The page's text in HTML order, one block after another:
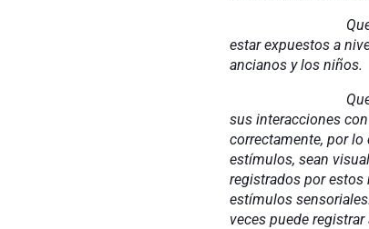
Que, asimismo
estar expuestos a
ancianos y los niños.
Que, los niños
sus interacciones
correctamente, por
estímulos, sean
registrados por
estímulos
veces puede